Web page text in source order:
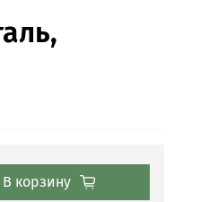
В корзину